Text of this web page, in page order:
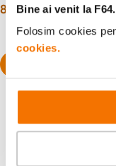
Bine ai venit la
Folosim cookies
cookies.
89900 lei